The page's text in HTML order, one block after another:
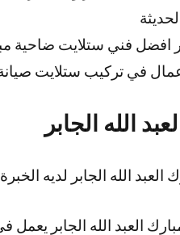
فني ستلايت ضاحية
في تركيب ستلايت
الله الجابر
الله الجابر لديه الخبرة